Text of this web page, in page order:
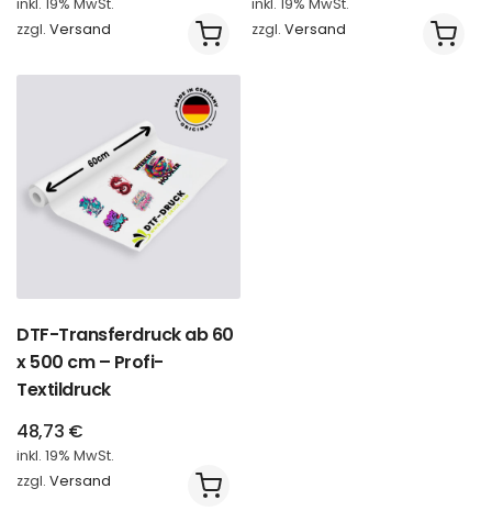
inkl. 19% MwSt.
zzgl. Versand
inkl. 19% MwSt.
zzgl. Versand
DTF-Transferdruck ab 60
x 500 cm – Profi-
Textildruck
48,73 €
inkl. 19% MwSt.
zzgl. Versand